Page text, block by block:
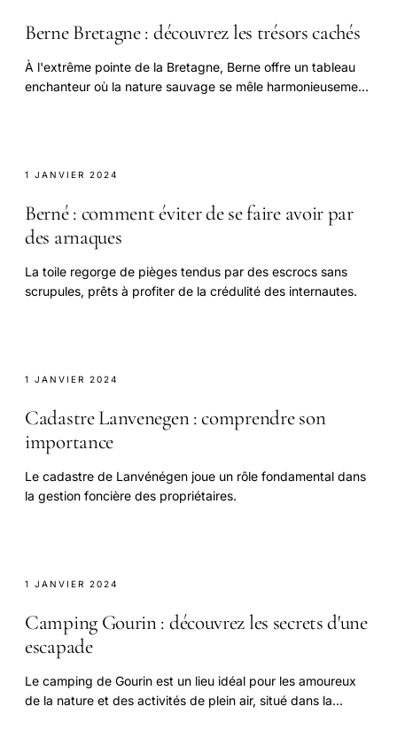
Berne Bretagne : découvrez les trésors cachés
À l'extrême pointe de la Bretagne, Berne offre un tableau
enchanteur où la nature sauvage se mêle harmonieusement
1 JANVIER 2024
Berné : comment éviter de se faire avoir par
des arnaques
La toile regorge de pièges tendus par des escrocs sans
scrupules, prêts à profiter de la crédulité des internautes.
1 JANVIER 2024
Cadastre Lanvenegen : comprendre son
importance
Le cadastre de Lanvénégen joue un rôle fondamental dans
la gestion foncière des propriétaires.
1 JANVIER 2024
Camping Gourin : découvrez les secrets d'une
escapade
Le camping de Gourin est un lieu idéal pour les amoureux
de la nature et des activités de plein air, situé dans la